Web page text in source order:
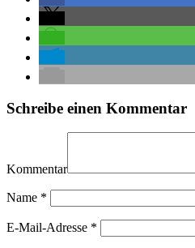
Schreibe einen Kommentar
Kommentar
Name *
E-Mail-Adresse *